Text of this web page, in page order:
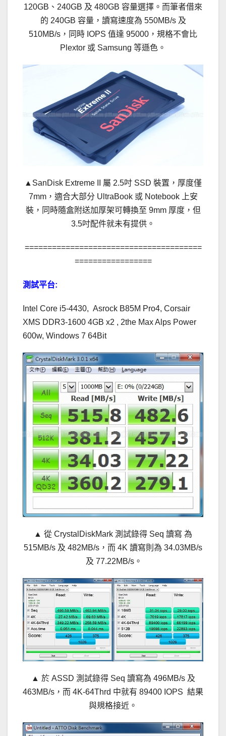
120GB、240GB 及 480GB 容量選擇。而筆者借來
的 240GB 容量，讀寫速度為 550MB/s 及
510MB/s，同時 IOPS 值達 95000，規格不會比
Plextor 或 Samsung 等遜色。
▲SanDisk Extreme II 屬 2.5吋 SSD 裝置，厚度僅
7mm，適合大部分 UltraBook 或 Notebook 上安
裝，同時隨盒附送加厚架可轉換至 9mm 厚度，但
3.5吋配件就未有提供。
=======================================
=================
測試平台:
Intel Core i5-4430, Asrock B85M Pro4, Corsair
XMS DDR3-1600 4GB x2 , 2the Max Alps Power
600w, Windows 7 64Bit
▲ 從 CrystalDiskMark 測試錄得 Seq 讀寫 為
515MB/s 及 482MB/s，而 4K 讀寫則為 34.03MB/s
及 77.22MB/s。
▲ 於 ASSD 測試錄得 Seq 讀寫為 496MB/s 及
463MB/s，而 4K-64Thrd 中就有 89400 IOPS 結果
與規格接近。